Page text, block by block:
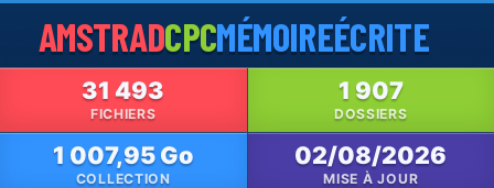
AMSTRADCPCMÉMOIREÉCRITE
31 493
FICHIERS
1 907
DOSSIERS
1 007,95 Go
COLLECTION
02/08/2026
MISE À JOUR